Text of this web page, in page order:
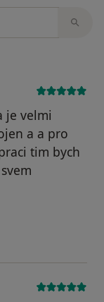
je velmi
a a pro
tim bych
byl odstraněn